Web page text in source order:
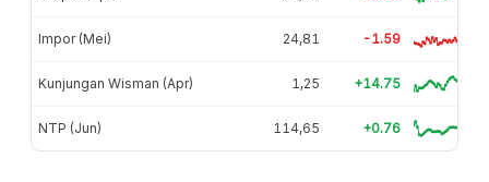
Impor (Mei) 24,81 -1.59
Kunjungan Wisman (Apr) 1,25 +14.75
NTP (Jun) 114,65 +0.76